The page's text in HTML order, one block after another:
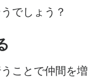
でしょう？
ことで仲間を増